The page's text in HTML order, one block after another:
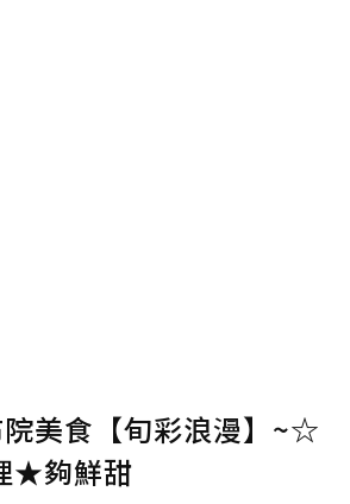
美食【旬彩浪漫】~☆
★夠鮮甜